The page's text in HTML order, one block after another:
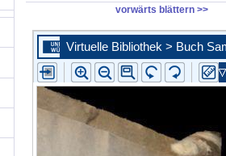
vorwärts blättern >>